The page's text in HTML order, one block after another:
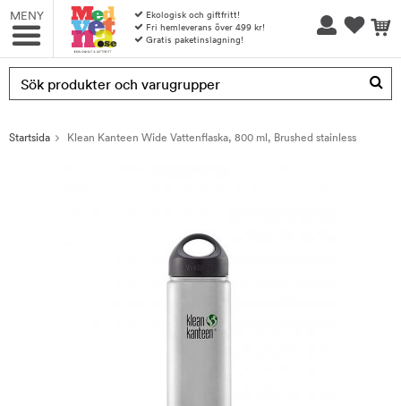
MENY
Ekologisk och giftfritt!
Fri hemleverans över 499 kr!
Gratis paketinslagning!
Produkten har blivit tillagd i varukorgen
Startsida Klean Kanteen Wide Vattenflaska, 800 ml, Brushed stainless